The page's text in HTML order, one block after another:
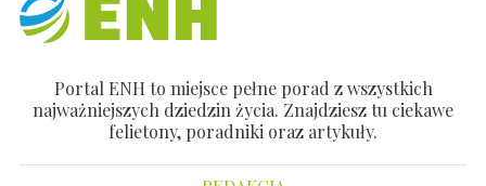
Portal ENH to miejsce pełne porad z wszystkich
najważniejszych dziedzin życia. Znajdziesz tu ciekawe
felietony, poradniki oraz artykuły.